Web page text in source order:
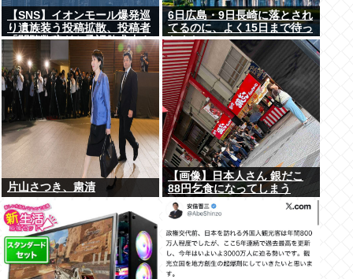
【SNS】イオンモール爆発巡
り遺族装う投稿拡散、投稿者
「閲覧数稼ぎや承認欲求止ま
らなくなった」
6日広島・9日長崎に落とされ
てるのに、よく15日まで待っ
たよな
片山さつき、粛清
【画像】日本人さん 銀だこ
88円乞食になってしまう